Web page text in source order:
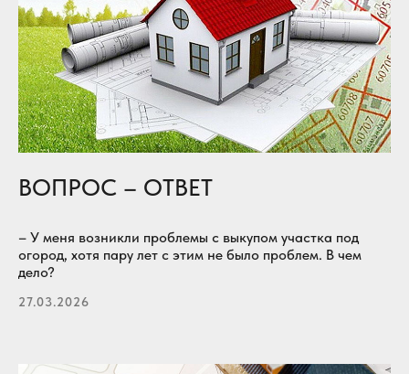
ВОПРОС – ОТВЕТ
– У меня возникли проблемы с выкупом участка под
огород, хотя пару лет с этим не было проблем. В чем
дело?
27.03.2026